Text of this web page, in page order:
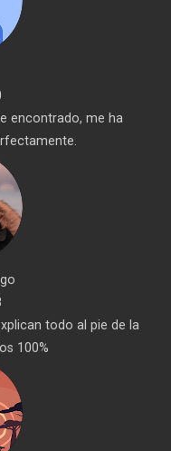
encontrado, me ha
todo al pie de la
100%